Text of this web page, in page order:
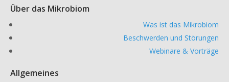
Über das Mikrobiom
Was ist das Mikrobiom
Beschwerden und Störungen
Webinare & Vorträge
Allgemeines